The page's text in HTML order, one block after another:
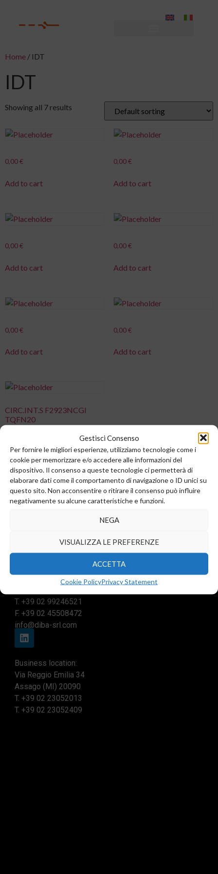
Gestisci Consenso
Per fornire le migliori esperienze, utilizziamo tecnologie come i
cookie per memorizzare e/o accedere alle informazioni del
dispositivo. Il consenso a queste tecnologie ci permetterà di
elaborare dati come il comportamento di navigazione o ID unici su
questo sito. Non acconsentire o ritirare il consenso può influire
negativamente su alcune caratteristiche e funzioni.
NEGA
VISUALIZZA LE PREFERENZE
ACCETTA
Cookie PolicyPrivacy Statement
Home / IDT
IDT
Showing all 7 results
0,00€
Add to cart
0,00€
Add to cart
0,00€
Add to cart
0,00€
Add to cart
0,00€
Add to cart
0,00€
Add to cart
CIRC.INT.S F2923NCGI
TQFN20
Add to cart
Registered office and commercial office:
Via Valera, 6
T. +39 02 99246521
F. +39 02 45508472
info@diba-srl.com
Business location:
Via Reggio Emilia 34
Assago (MI) 20090
T. +39 02 23052013
T. +39 02 23052409